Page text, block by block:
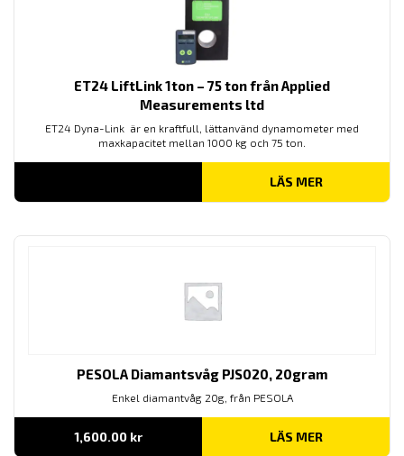
ET24 LiftLink 1ton – 75 ton från Applied
Measurements ltd
ET24 Dyna-Link är en kraftfull, lättanvänd dynamometer med
maxkapacitet mellan 1000 kg och 75 ton.
LÄS MER
PESOLA Diamantsvåg PJS020, 20gram
Enkel diamantvåg 20g, från PESOLA
1,600.00 kr LÄS MER